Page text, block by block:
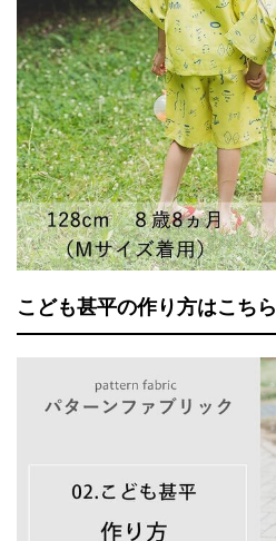
こども甚平の作り方はこちら